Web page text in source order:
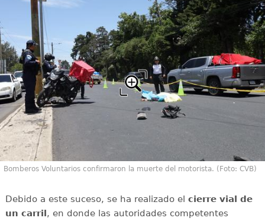
Bomberos Voluntarios confirmaron la muerte del motorista. (Foto: CVB)
Debido a este suceso, se ha realizado el cierre vial de
un carril, en donde las autoridades competentes